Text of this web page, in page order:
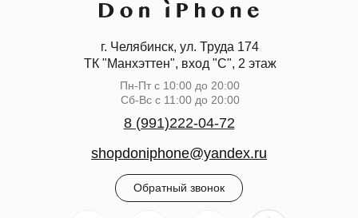
г. Челябинск, ул. Труда 174
ТК "Манхэттен", вход "С", 2 этаж
Пн-Пт с 10:00 до 20:00
Сб-Вс с 11:00 до 20:00
Обратный звонок
8 (991)222-04-72
shopdoniphone@yandex.ru